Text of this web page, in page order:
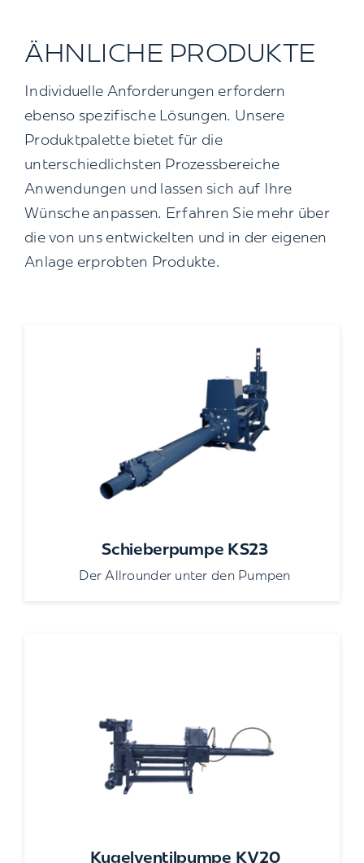
ÄHNLICHE PRODUKTE
Individuelle Anforderungen erfordern
ebenso spezifische Lösungen. Unsere
Produktpalette bietet für die
unterschiedlichsten Prozessbereiche
Anwendungen und lassen sich auf Ihre
Wünsche anpassen. Erfahren Sie mehr über
die von uns entwickelten und in der eigenen
Anlage erprobten Produkte.
Schieberpumpe KS23
Der Allrounder unter den Pumpen
Kugelventilpumpe KV20